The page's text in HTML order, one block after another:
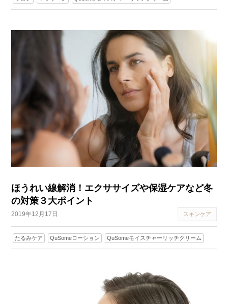
ほうれい線解消！エクササイズや保湿ケアなど冬
の対策３大ポイント
2019年12月17日 スキンケア
たるみケア QuSomeローション QuSomeモイスチャーリッチクリーム